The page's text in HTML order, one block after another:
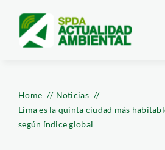
content
Home
Noticias
Lima es la quinta ciudad más
según índice global